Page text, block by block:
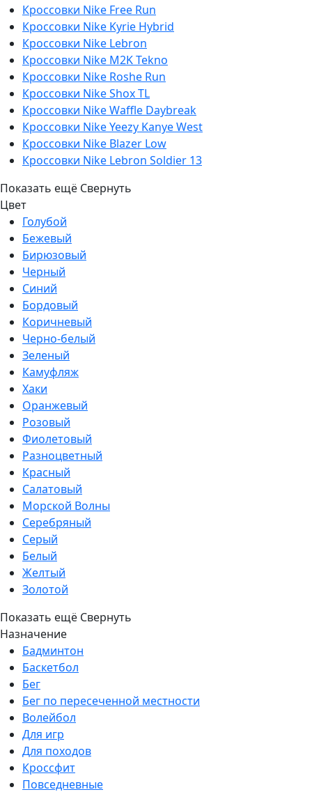
Кроссовки Nike Free Run
Кроссовки Nike Kyrie Hybrid
Кроссовки Nike Lebron
Кроссовки Nike M2K Tekno
Кроссовки Nike Roshe Run
Кроссовки Nike Shox TL
Кроссовки Nike Waffle Daybreak
Кроссовки Nike Yeezy Kanye West
Кроссовки Nike Blazer Low
Кроссовки Nike Lebron Soldier 13
Показать ещё Свернуть
Цвет
Голубой
Бежевый
Бирюзовый
Черный
Синий
Бордовый
Коричневый
Черно-белый
Зеленый
Камуфляж
Хаки
Оранжевый
Розовый
Фиолетовый
Разноцветный
Красный
Салатовый
Морской Волны
Серебряный
Серый
Белый
Желтый
Золотой
Показать ещё Свернуть
Назначение
Бадминтон
Баскетбол
Бег
Бег по пересеченной местности
Волейбол
Для игр
Для походов
Кроссфит
Повседневные